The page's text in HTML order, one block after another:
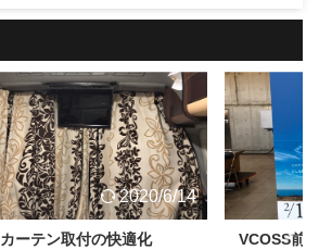
2020/6/14
カーテン取付の快適化
VCOSS前